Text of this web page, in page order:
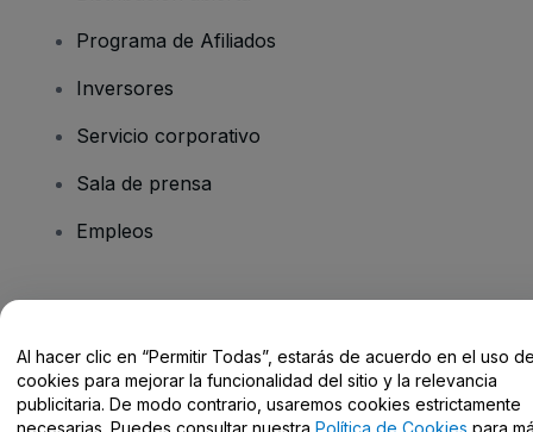
Programa de Afiliados
Inversores
Servicio corporativo
Sala de prensa
Empleos
Centro de Ayuda / Contacto
Al hacer clic en “Permitir Todas”, estarás de acuerdo en el uso
cookies para mejorar la funcionalidad del sitio y la relevancia
publicitaria. De modo contrario, usaremos cookies estrictamente
necesarias. Puedes consultar nuestra Política de Cookies para